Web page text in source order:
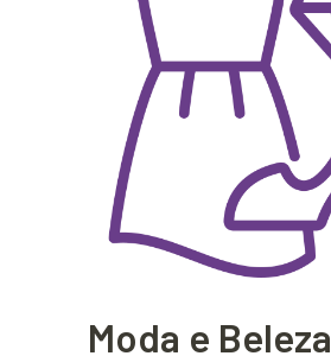
Moda e Beleza